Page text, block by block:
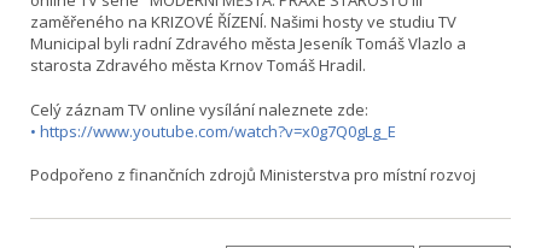
zaměřeného na KRIZOVÉ ŘÍZENÍ. Našimi hosty ve studiu TV
Municipal byli radní Zdravého města Jeseník Tomáš Vlazlo a
starosta Zdravého města Krnov Tomáš Hradil.
Celý záznam TV online vysílání naleznete zde:
• https://www.youtube.com/watch?v=x0g7Q0gLg_E
Podpořeno z finančních zdrojů Ministerstva pro místní rozvoj